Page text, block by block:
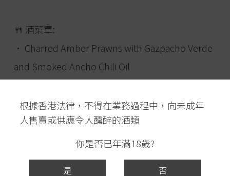
根據香港法律，不得在業務過程中，向未成年
人售賣或供應令人醺醉的酒類
你是否已年滿18歲?
是 否
🍴 酒菜單:
• Charred Amber Prawns with Gazpacho Verde
and Smoked Ancho Chili Oil
• Dry Aged Margret De Canard with a Ginger
Infused Duck Ragout
2020 Fingers Crossed Unanswered Prayers